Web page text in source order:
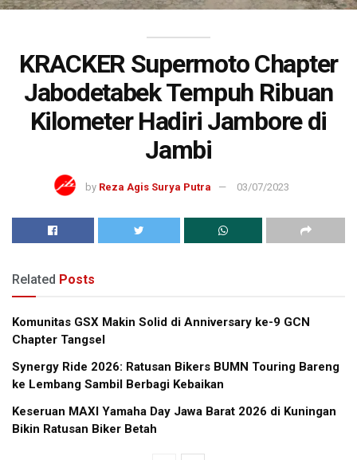
KRACKER Supermoto Chapter
Jabodetabek Tempuh Ribuan
Kilometer Hadiri Jambore di
Jambi
by Reza Agis Surya Putra 03/07/2023
Related Posts
Komunitas GSX Makin Solid di Anniversary ke-9 GCN
Chapter Tangsel
Synergy Ride 2026: Ratusan Bikers BUMN Touring Bareng
ke Lembang Sambil Berbagi Kebaikan
Keseruan MAXI Yamaha Day Jawa Barat 2026 di Kuningan
Bikin Ratusan Biker Betah